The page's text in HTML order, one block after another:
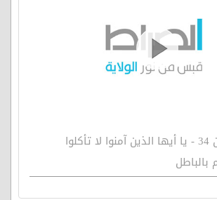
نداءات الرحمن 34 - يا أيها الذين آمنوا لا تأكلوا
بالباطل